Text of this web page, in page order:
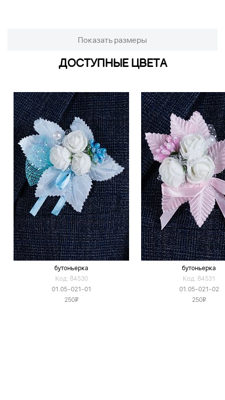
Показать размеры
ДОСТУПНЫЕ ЦВЕТА
бутоньерка
Код: 84530
01.05-021-01
250v
бутоньерка
Код: 84531
01.05-021-02
250v